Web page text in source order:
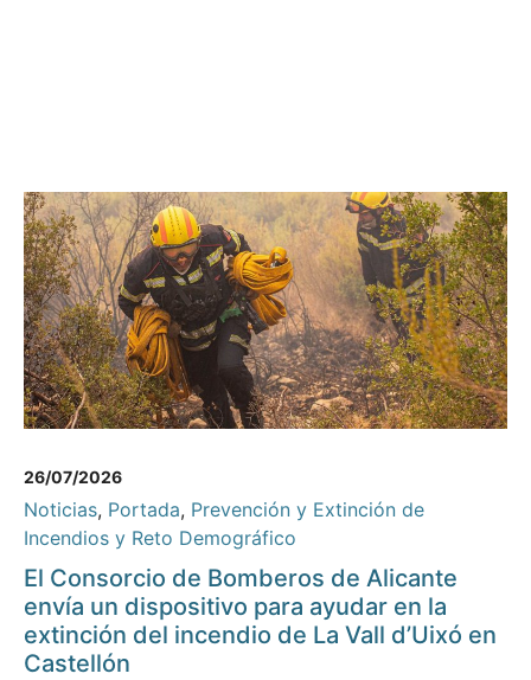
26/07/2026
Noticias, Portada, Prevención y Extinción de
Incendios y Reto Demográfico
El Consorcio de Bomberos de Alicante
envía un dispositivo para ayudar en la
extinción del incendio de La Vall d’Uixó en
Castellón